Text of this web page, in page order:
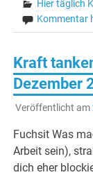
Hier täglich
Kommentar
Kraft
Dezember
Veröffentlicht am
Fuchsit Was
Arbeit sein),
dich eher